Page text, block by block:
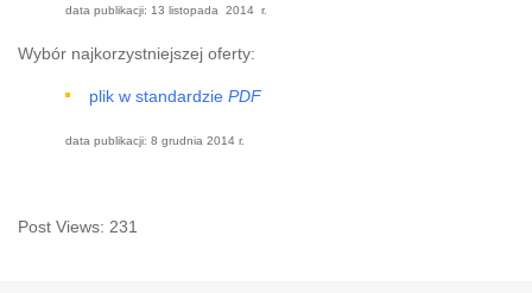
data publikacji: 13 listopada 2014 r.
Wybór najkorzystniejszej oferty:
plik w standardzie PDF
data publikacji: 8 grudnia 2014 r.
Post Views: 231